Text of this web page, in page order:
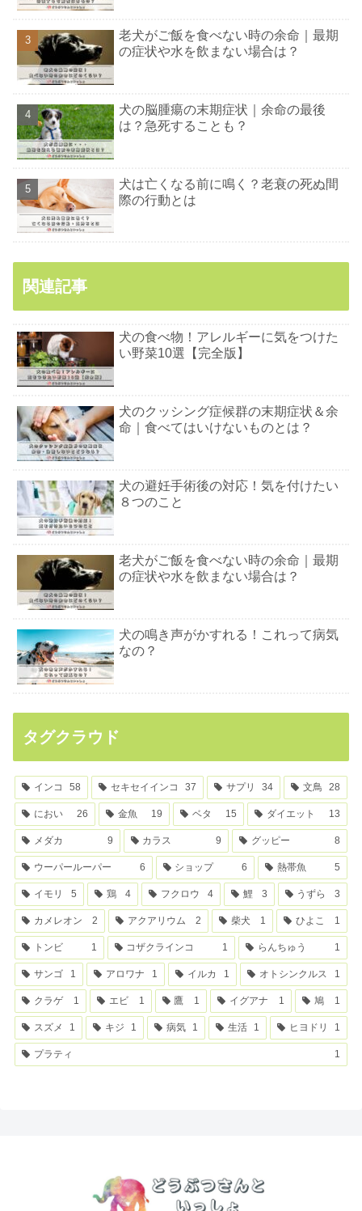
老犬がご飯を食べない時の余命｜最期
の症状や水を飲まない場合は？
犬の脳腫瘍の末期症状｜余命の最後
は？急死することも？
犬は亡くなる前に鳴く？老衰の死ぬ間
際の行動とは
関連記事
犬の食べ物！アレルギーに気をつけた
い野菜10選【完全版】
犬のクッシング症候群の末期症状＆余
命｜食べてはいけないものとは？
犬の避妊手術後の対応！気を付けたい
８つのこと
老犬がご飯を食べない時の余命｜最期
の症状や水を飲まない場合は？
犬の鳴き声がかすれる！これって病気
なの？
タグクラウド
インコ 58 セキセイインコ 37 サプリ 34 文鳥 28
におい 26 金魚 19 ベタ 15 ダイエット 13
メダカ 9 カラス 9 グッピー 8
ウーパールーパー 6 ショップ 6 熱帯魚 5
イモリ 5 鶏 4 フクロウ 4 鯉 3 うずら 3
カメレオン 2 アクアリウム 2 柴犬 1 ひよこ 1
トンビ 1 コザクラインコ 1 らんちゅう 1
サンゴ 1 アロワナ 1 イルカ 1 オトシンクルス 1
クラゲ 1 エビ 1 鷹 1 イグアナ 1 鳩 1
スズメ 1 キジ 1 病気 1 生活 1 ヒヨドリ 1
プラティ 1